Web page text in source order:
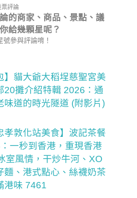
票評論
的商家、商品、景點、議
給幾顆星呢？
參與評論唷！
】貓大爺大稻埕慈聖宮美
20攤介紹特輯 2026：通
味道的時光隧道 (附影片)
孝敦化站美食】波記茶餐
一秒到香港，重現香港
室風情，干炒牛河、XO
麵、港式點心、絲襪奶茶
港味 7461